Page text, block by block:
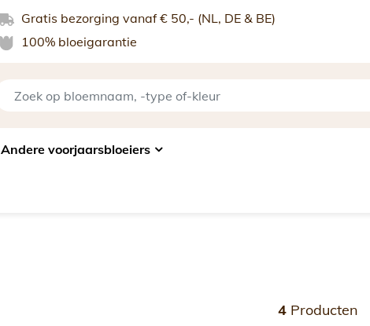
Gratis bezorging vanaf € 50,- (NL, DE & BE)
100% bloeigarantie
Andere voorjaarsbloeiers
4 Producten